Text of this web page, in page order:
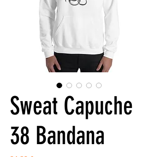
Sweat Capuche
38 Bandana